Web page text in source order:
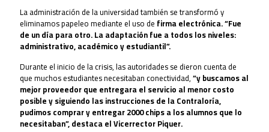
La administración de la universidad también se transformó y
eliminamos papeleo mediante el uso de firma electrónica. “Fue
de un día para otro. La adaptación fue a todos los niveles:
administrativo, académico y estudiantil”.
Durante el inicio de la crisis, las autoridades se dieron cuenta de
que muchos estudiantes necesitaban conectividad,“y buscamos al
mejor proveedor que entregara el servicio al menor costo
posible y siguiendo las instrucciones de la Contraloría,
pudimos comprar y entregar 2000 chips a los alumnos que lo
necesitaban”, destaca el Vicerrector Piquer.